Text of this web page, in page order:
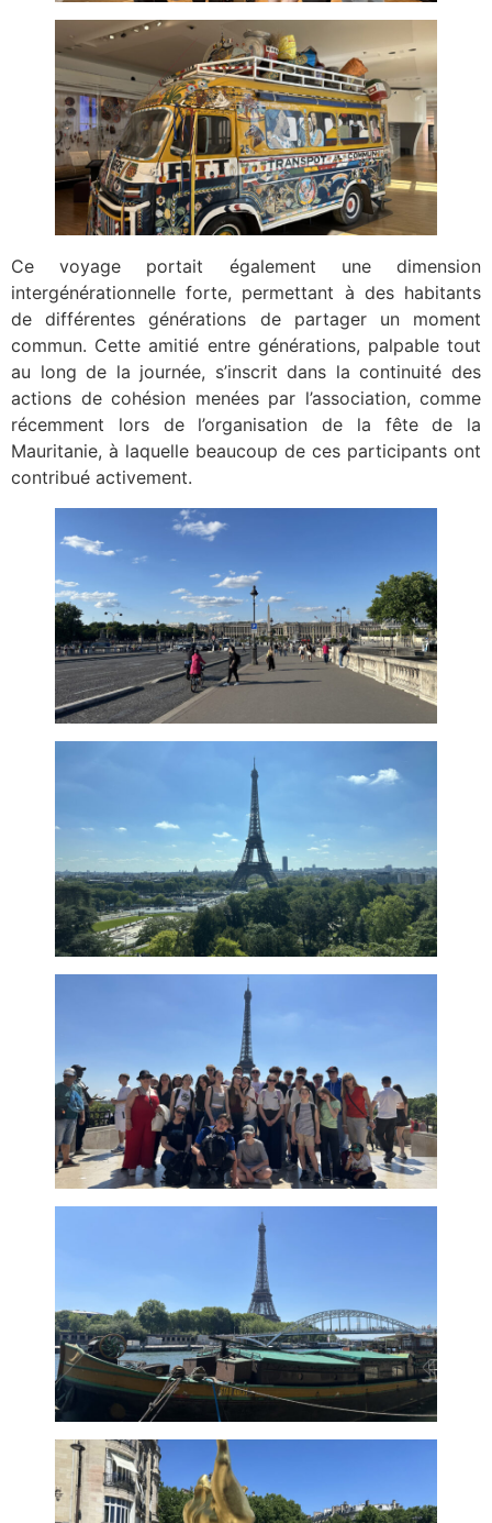
Ce voyage portait également une dimension
intergénérationnelle forte, permettant à des habitants
de différentes générations de partager un moment
commun. Cette amitié entre générations, palpable tout
au long de la journée, s’inscrit dans la continuité des
actions de cohésion menées par l’association, comme
récemment lors de l’organisation de la fête de la
Mauritanie, à laquelle beaucoup de ces participants ont
contribué activement.